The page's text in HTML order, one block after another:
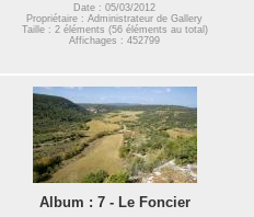
Date : 05/03/2012
Propriétaire : Administrateur de Gallery
Taille : 2 éléments (56 éléments au total)
Affichages : 452799
Album : 7 - Le Foncier